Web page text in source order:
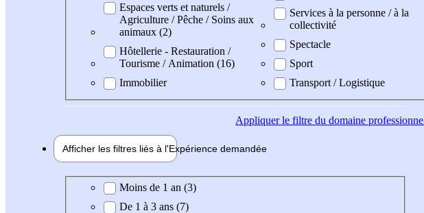
Espaces verts et naturels /
Agriculture / Pêche / Soins aux
animaux (2)
Hôtellerie - Restauration /
Tourisme / Animation (16)
Immobilier
Services à la personne / à la
collectivité
Spectacle
Sport
Transport / Logistique
Appliquerle filtre du domaine
Afficher les filtres liés à l'Expérience demandée
Expérience demandée
Moins de 1 an (3)
De 1 à 3 ans (7)